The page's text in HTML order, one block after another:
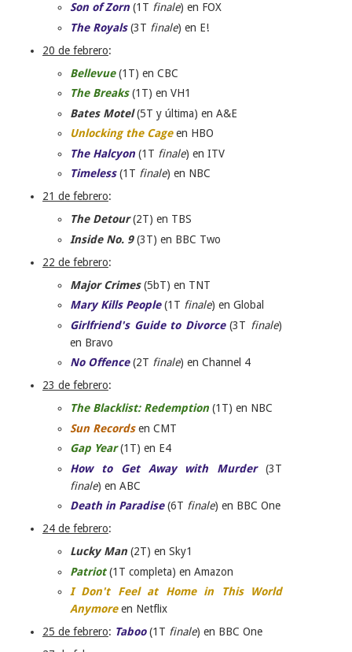
Son of Zorn (1T finale) en FOX
The Royals(3T finale) en E!
20 de febrero:
Bellevue(1T) en CBC
The Breaks(1T) en VH1
Bates Motel(5T y última) en A&E
Unlocking the Cageen HBO
The Halcyon (1T finale) en ITV
Timeless(1T finale) en NBC
21 de febrero:
The Detour(2T) en TBS
Inside No. 9(3T) en BBC Two
22 de febrero:
Major Crimes(5bT) en TNT
Mary Kills People(1T finale) en Global
Girlfriend's Guide to Divorce(3T finale)
en Bravo
No Offence(2T finale) en Channel 4
23 de febrero:
The Blacklist: Redemption (1T) en NBC
Sun Recordsen CMT
Gap Year(1T) en E4
How to Get Away with Murder(3T
finale) en ABC
Death in Paradise(6T finale) en BBC One
24 de febrero:
Lucky Man (2T) en Sky1
Patriot(1T completa) en Amazon
I Don't Feel at Home in This World
Anymoreen Netflix
25 de febrero: Taboo(1T finale) en BBC One